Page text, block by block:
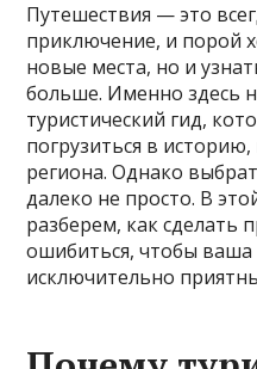
Путешествия — это
приключение, и порой
новые места, но и
больше. Именно здесь
туристический гид,
погрузиться в
региона. Однако
далеко не просто. В
разберем, как сделать
ошибиться, чтобы ваша
исключительно